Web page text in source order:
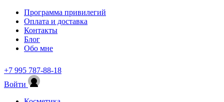
Программа привилегий
Оплата и доставка
Контакты
Блог
Обо мне
+7 995 787-88-18
Войти